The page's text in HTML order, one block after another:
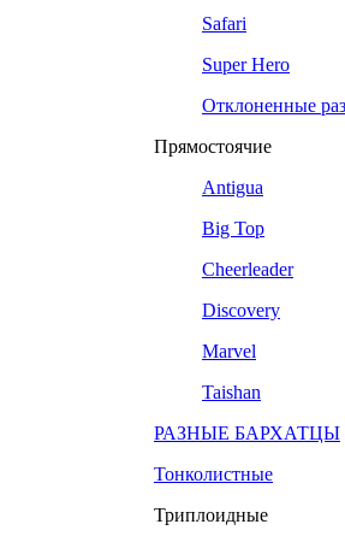
Safari
Super Hero
Отклоненные
Прямостоячие
Antigua
Big Top
Cheerleader
Discovery
Marvel
Taishan
РАЗНЫЕ БАРХАТЦЫ
Тонколистные
Триплоидные